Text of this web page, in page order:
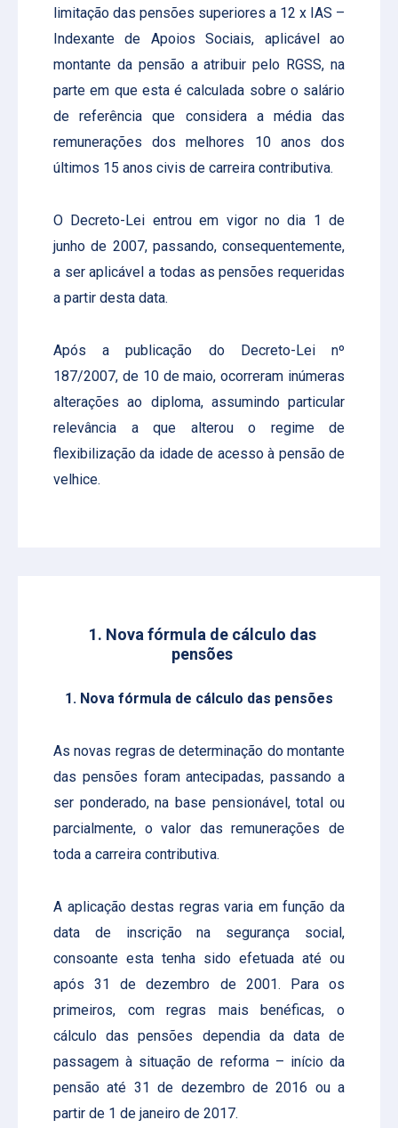
limitação das pensões superiores a 12 x IAS –
Indexante de Apoios Sociais, aplicável ao
montante da pensão a atribuir pelo RGSS, na
parte em que esta é calculada sobre o salário
de referência que considera a média das
remunerações dos melhores 10 anos dos
últimos 15 anos civis de carreira contributiva.
O Decreto-Lei entrou em vigor no dia 1 de
junho de 2007, passando, consequentemente,
a ser aplicável a todas as pensões requeridas
a partir desta data.
Após a publicação do Decreto-Lei nº
187/2007, de 10 de maio, ocorreram inúmeras
alterações ao diploma, assumindo particular
relevância a que alterou o regime de
flexibilização da idade de acesso à pensão de
velhice.
1. Nova fórmula de cálculo das
pensões
1. Nova fórmula de cálculo das pensões
As novas regras de determinação do montante
das pensões foram antecipadas, passando a
ser ponderado, na base pensionável, total ou
parcialmente, o valor das remunerações de
toda a carreira contributiva.
A aplicação destas regras varia em função da
data de inscrição na segurança social,
consoante esta tenha sido efetuada até ou
após 31 de dezembro de 2001. Para os
primeiros, com regras mais benéficas, o
cálculo das pensões dependia da data de
passagem à situação de reforma – início da
pensão até 31 de dezembro de 2016 ou a
partir de 1 de janeiro de 2017.